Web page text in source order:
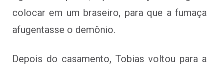
colocar em um braseiro, para que a fumaça
afugentasse o demônio.
Depois do casamento, Tobias voltou para a